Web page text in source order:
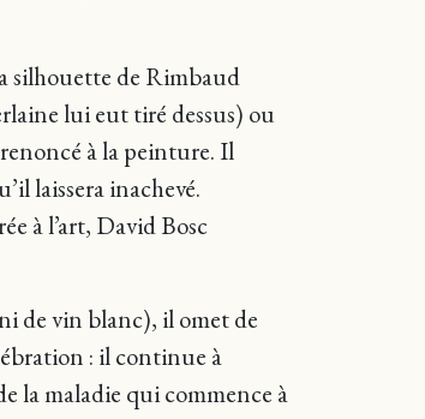
silhouette de Rimbaud
lui eut tiré dessus) ou
à la peinture. Il
laissera inachevé.
à l’art, David Bosc
de vin blanc), il omet de
: il continue à
la maladie qui commence à